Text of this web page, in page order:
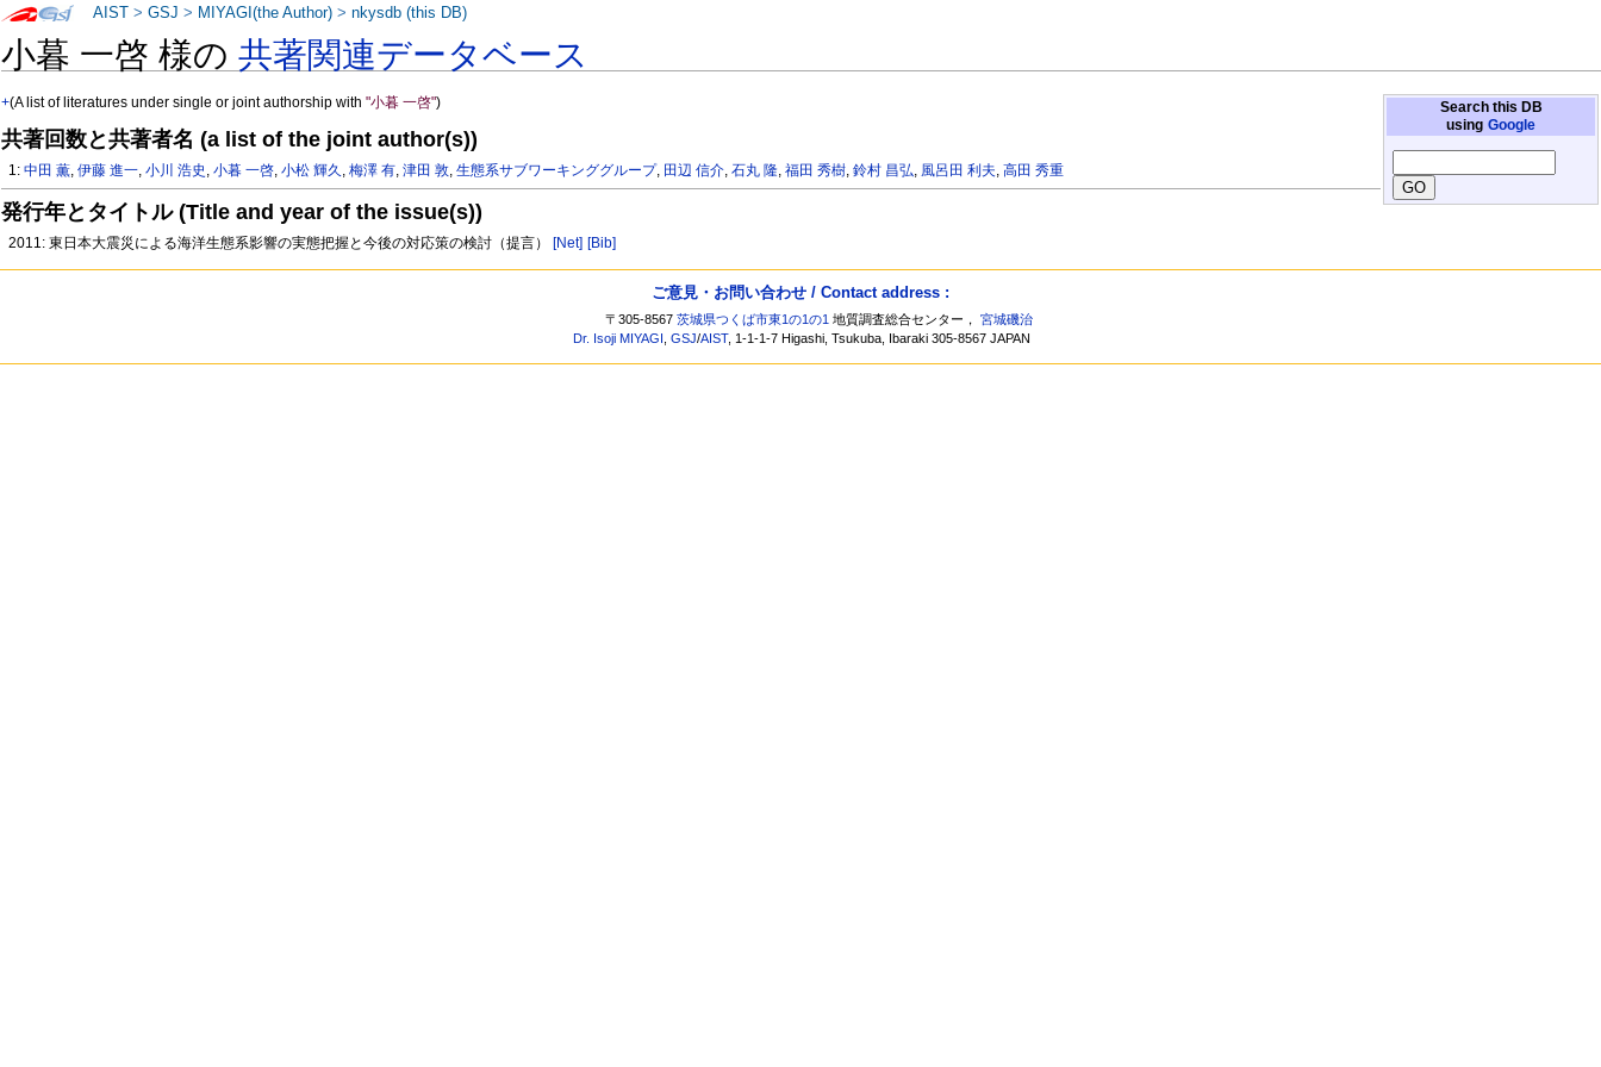
小暮 一啓 様の共著関連データベース
Search this DB
using Google
+(A list of literatures under single or joint authorship with"小暮 一啓")
共著回数と共著者名 (a list of the joint author(s))
1:中田 薫,伊藤 進一,小川 浩史 ,小暮 一啓,小松 輝久 ,梅澤 有,津田 敦,生態系サブワーキンググループ, 田辺 信介,石丸 隆,福田 秀樹,鈴村 昌弘, 風呂田 利夫,高田 秀重
発行年とタイトル (Title and year of the issue(s))
2011: 東日本大震災による海洋生態系影響の実態把握と今後の対応策の検討（提言） [Net] [Bib]
AIST >GSJ > MIYAGI(the Author) >nkysdb (this DB)
ご意見・お問い合わせ / Contact address :
〒305-8567茨城県つくば市東1の1の1 地質調査総合センター，宮城磯治
Dr. Isoji MIYAGI ,GSJ/AIST, 1-1-1-7 Higashi, Tsukuba, Ibaraki 305-8567 JAPAN